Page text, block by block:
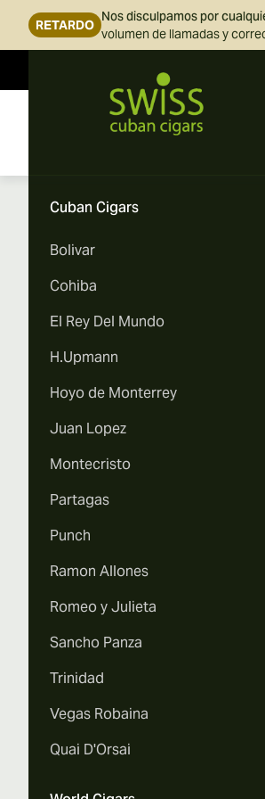
RETARDO
Nos disculpamos por
volumen de llamadas y
Cuban Cigars
Bolivar
Cohiba
El Rey Del Mundo
H.Upmann
Hoyo de Monterrey
Juan Lopez
Montecristo
Partagas
Punch
Ramon Allones
Romeo y Julieta
Sancho Panza
Trinidad
Vegas Robaina
Quai D'Orsai